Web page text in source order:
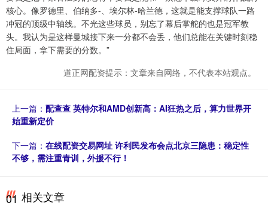
核心。像罗德里、伯纳多-、埃尔林-哈兰德，这就是能支撑球队一路
冲冠的顶级中轴线。不光这些球员，别忘了幕后掌舵的也是冠军教
头。我认为是这样曼城接下来一分都不会丢，他们总能在关键时刻稳
住局面，拿下需要的分数。”
道正网配资提示：文章来自网络，不代表本站观点。
上一篇： 配查查 英特尔和AMD创新高：AI狂热之后，算力世界开
始重新定价
下一篇： 在线配资交易网址 许利民发布会点北京三隐患：稳定性
不够，需注重青训，外援不行！
01 相关文章